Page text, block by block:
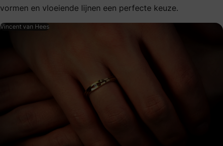
vormen en vloeiende lijnen een perfecte keuze.
Vincent van Hees